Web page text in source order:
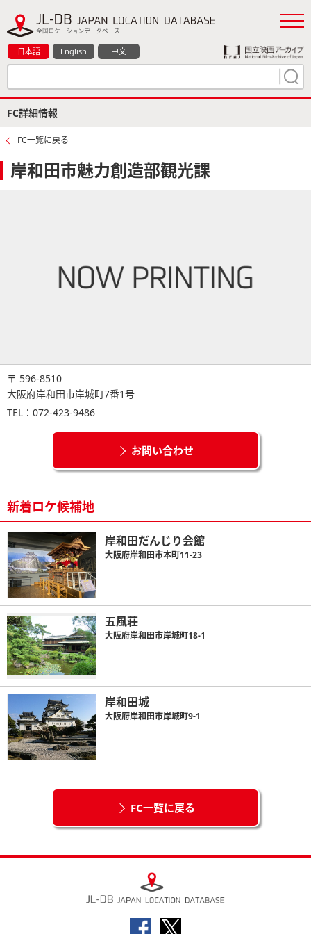
日本語 English 中文
FC詳細情報
FC一覧に戻る
岸和田市魅力創造部観光課
〒 596-8510
大阪府岸和田市岸城町7番1号
TEL：072-423-9486
お問い合わせ
新着ロケ候補地
岸和田だんじり会館
大阪府岸和田市本町11-23
五風荘
大阪府岸和田市岸城町18-1
岸和田城
大阪府岸和田市岸城町9-1
FC一覧に戻る